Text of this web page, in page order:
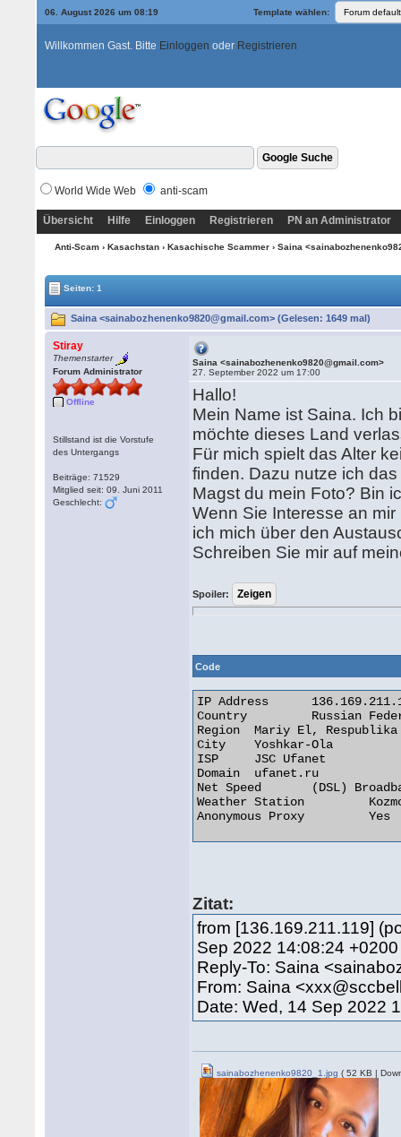
06. August 2026 um 08:19 Template wählen:
Willkommen Gast. Bitte Einloggen oder Registrieren
World Wide Web anti-scam
Übersicht Hilfe Einloggen Registrieren PN an Administrator
Anti-Scam› Kasachstan› Kasachische Scammer› Saina
Seiten: 1
Saina <sainabozhenenko9820@gmail.com> (Gelesen: 1649 mal)
Stiray
Themenstarter
Forum Administrator
Offline
Stillstand ist die Vorstufe
des Untergangs
Beiträge: 71529
Mitglied seit: 09. Juni 2011
Geschlecht:
Saina <sainabozhenenko9820@gmail.com>
27. September 2022 um 17:00
Hallo!
Mein Name ist Saina. Ich
möchte dieses Land
Für mich spielt das Alter
finden. Dazu nutze ich
Magst du mein Foto? Bin
Wenn Sie Interesse an
ich mich über den
Schreiben Sie mir auf
Spoiler:
Code
IP Address 	136.169.211.119
Country 	Russian Federation [RU]
Region 	Mariy El, Respublika
City 	Yoshkar-Ola
ISP 	JSC Ufanet
Domain 	ufanet.ru
Net Speed 	(DSL) Broadband/Cable/Fiber/Mobile
Weather Station 	Kozmodemyansk
Anonymous Proxy 	Yes
Zitat:
from [136.169.211.119]
Sep 2022 14:08:24 +0200
Reply-To: Saina
From: Saina
Date: Wed, 14 Sep 2022
sainabozhenenko9820_1.jpg ( 52 KB |